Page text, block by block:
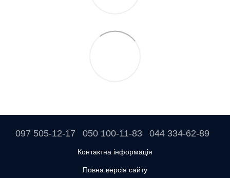
097 505-12-17 050 100-11-83 044 334-62-89
Контактна інформація
Повна версія сайту